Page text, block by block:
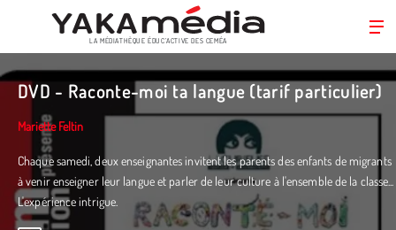
au
principal
LA MÉDIATHÈQUE ÉDUC’ACTIVE DES CEMÉA
DVD - Raconte-moi ta langue (tarif particulier)
Mariette Feltin
Chaque samedi, deux enseignantes invitent les parents des enfants de migrants
à venir enseigner leur langue et parler de leur culture à l'ensemble de la classe...
L'expérience intrigue.